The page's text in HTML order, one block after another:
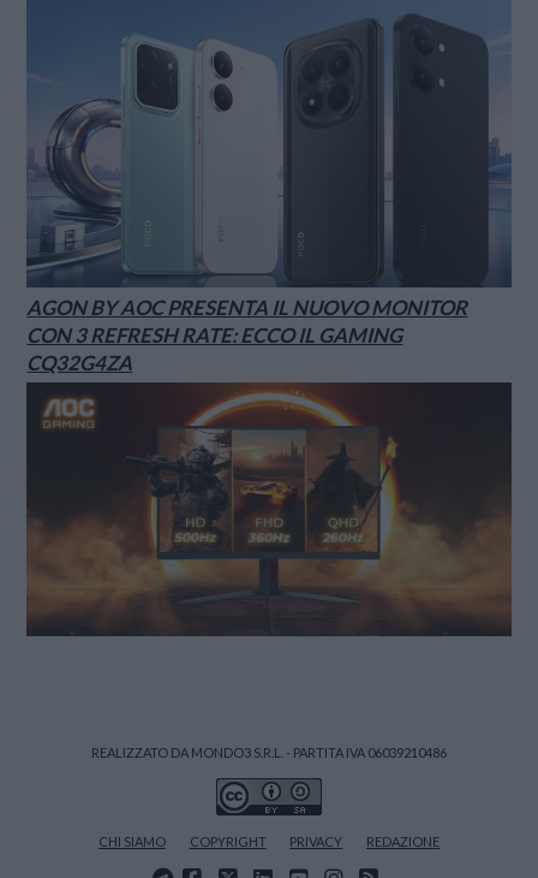
AGON BY AOC PRESENTA IL NUOVO MONITOR
CON 3 REFRESH RATE: ECCO IL GAMING
CQ32G4ZA
REALIZZATO DA MONDO3 S.R.L. - PARTITA IVA 06039210486
CHI SIAMO COPYRIGHT PRIVACY REDAZIONE